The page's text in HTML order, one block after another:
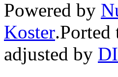
Powered by
Koster
adjusted by